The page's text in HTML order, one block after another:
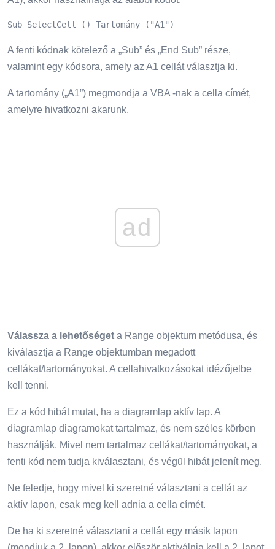
Sub SelectCell () Tartomány ("A1")
A fenti kódnak kötelező a „Sub” és „End Sub” része,
valamint egy kódsora, amely az A1 cellát választja ki.
A tartomány („A1”) megmondja a VBA -nak a cella címét,
amelyre hivatkozni akarunk.
ad
Válassza a lehetőséget a Range objektum metódusa, és
kiválasztja a Range objektumban megadott
cellákat/tartományokat. A cellahivatkozásokat idézőjelbe
kell tenni.
Ez a kód hibát mutat, ha a diagramlap aktív lap. A
diagramlap diagramokat tartalmaz, és nem széles körben
használják. Mivel nem tartalmaz cellákat/tartományokat, a
fenti kód nem tudja kiválasztani, és végül hibát jelenít meg.
Ne feledje, hogy mivel ki szeretné választani a cellát az
aktív lapon, csak meg kell adnia a cella címét.
De ha ki szeretné választani a cellát egy másik lapon